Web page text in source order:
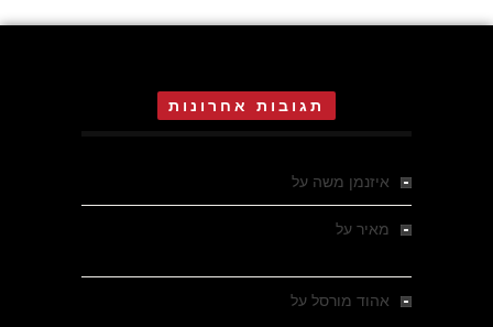
תגובות אחרונות
איזנמן משה על
מאיר על
אהוד מורסל על